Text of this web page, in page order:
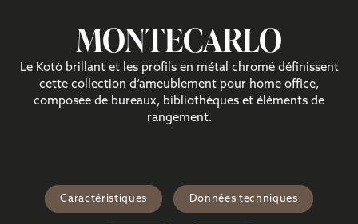
MONTECARLO
Le Kotò brillant et les profils en métal chromé définissent
cette collection d‘ameublement pour home office,
composée de bureaux, bibliothèques et éléments de
rangement.
Caractéristiques Données techniques